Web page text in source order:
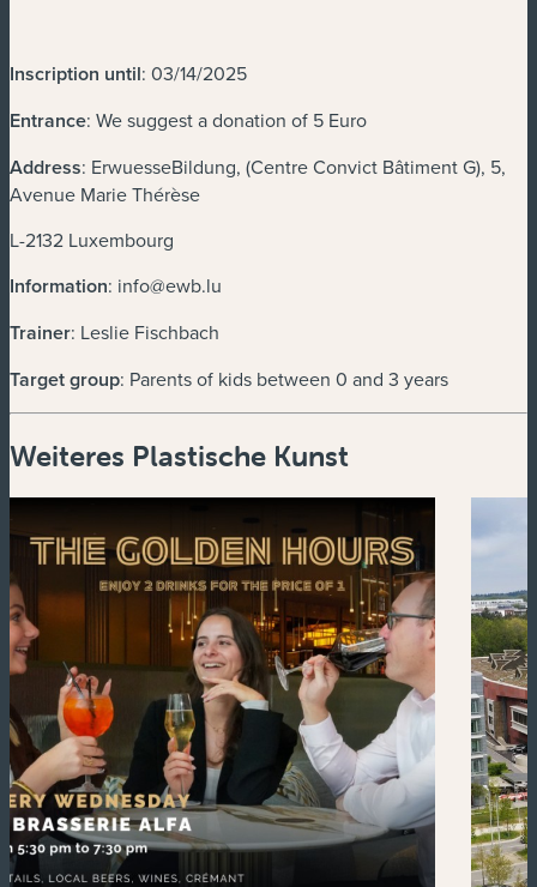
Inscription until: 03/14/2025
Entrance: We suggest a donation of 5 Euro
Address: ErwuesseBildung, (Centre Convict Bâtiment G), 5,
Avenue Marie Thérèse
L-2132 Luxembourg
Information: info@ewb.lu
Trainer: Leslie Fischbach
Target group: Parents of kids between 0 and 3 years
Weiteres Plastische Kunst